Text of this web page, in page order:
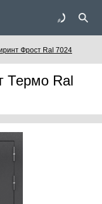
Фрост Ral 7024
Термо Ral